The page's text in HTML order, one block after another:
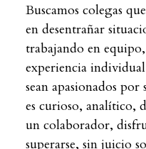
Buscamos colegas
en desentrañar
trabajando en
experiencia
sean apasionados
es curioso, analítico,
un colaborador,
superarse, sin juicio